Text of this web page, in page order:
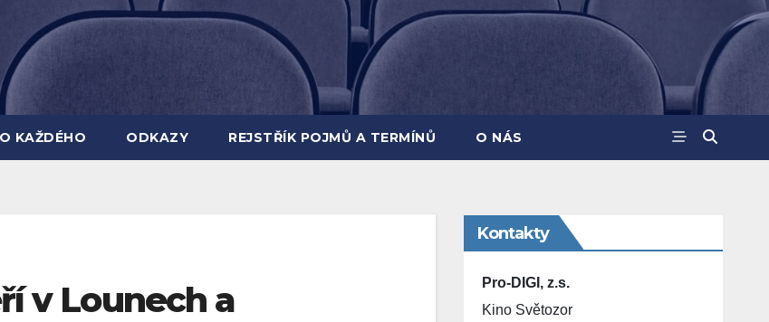
KAŽDÉHO ODKAZY REJSTŘÍK POJMŮ A TERMÍNŮ O NÁS
v Lounech a
Kontakty
Pro-DIGI, z.s.
Kino Světozor